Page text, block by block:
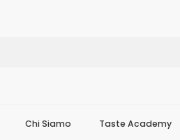
Chi Siamo Taste Academy